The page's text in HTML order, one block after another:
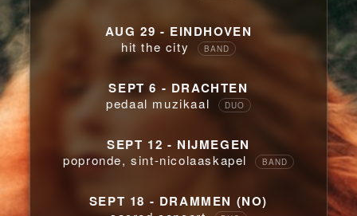
AUG 29 - EINDHOVEN
hit the city BAND
SEPT 6 - DRACHTEN
pedaal muzikaal DUO
SEPT 12 - NIJMEGEN
popronde, sint-nicolaaskapel BAND
SEPT 18 - DRAMMEN (NO)